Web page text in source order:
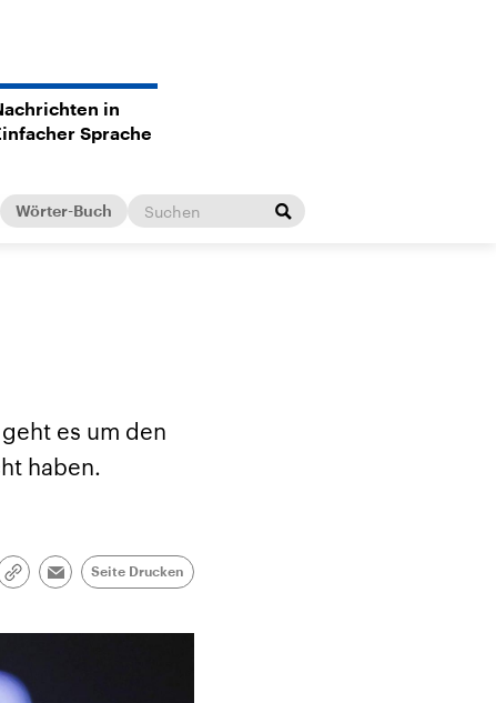
in
Sprache
Wörter-Buch
es um den
haben.
Link
Email
Seite Drucken